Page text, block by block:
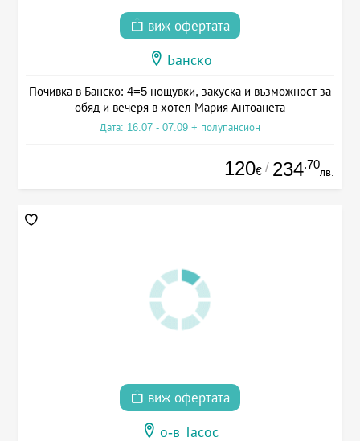
виж офертата
Банско
Почивка в Банско: 4=5 нощувки, закуска и възможност за
обяд и вечеря в хотел Мария Антоанета
Дата: 16.07 - 07.09 + полупансион
120€ / 234.70
лв.
виж офертата
о-в Тасос